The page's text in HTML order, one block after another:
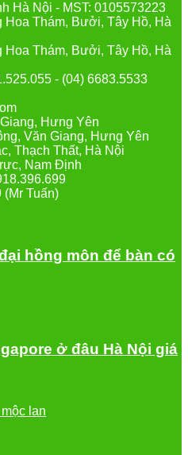
Hà Nội - MST: 0105573223
Hoa Thám, Bưởi, Tây Hồ, Hà
Hoa Thám, Bưởi, Tây Hồ, Hà
- (04) 6683.5533
Hưng Yên
Văn Giang, Hưng Yên
Thạch Thất, Hà Nội
Nam Định
(Mr Tuấn)
hồng môn để bàn có
ở đâu Hà Nội giá